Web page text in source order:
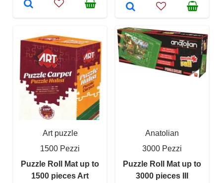
Art puzzle
1500 Pezzi
Puzzle Roll Mat up to
1500 pieces Art
Anatolian
3000 Pezzi
Puzzle Roll Mat up to
3000 pieces III